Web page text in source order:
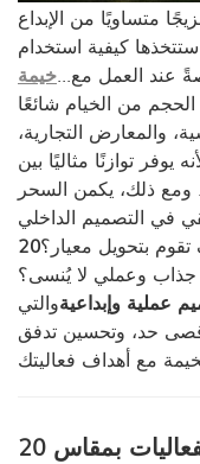
متساويًا من الإبداع
كيفية استخدام
عند العمل مع...خيمة
الحجم من الخيام شائعًا
والمعارض التجارية،
يوفر توازنًا مثاليًا بين
ومع ذلك، يكمن السحر
بتحويل معيار؟
جذاب وعملي لا يُنسى؟
عملية وإبداعيةوالتي
حد، وتحسين تدفق
لماذا تُعد خيمة الفعاليات بمقاس 20x40 خيارًا